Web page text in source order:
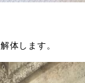
体します。